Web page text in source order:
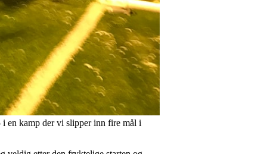
en kamp der vi slipper inn fire mål i